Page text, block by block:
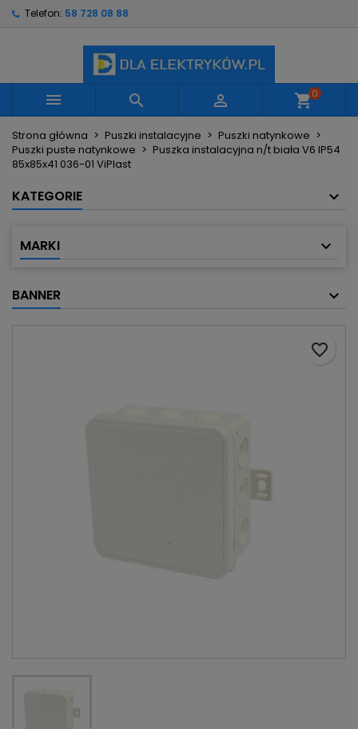
Telefon: 58 728 08 88
   shopping_cart0
Strona główna Puszki instalacyjne
Puszki natynkowe
Puszki puste natynkowe
Puszka instalacyjna n/t biała V6 IP54
85x85x41 036-01 ViPlast
KATEGORIE
MARKI
BANNER
favorite_border
Utwórz nową listę
Nazwa listy życzeń
Anuluj Utwórz listę życzeń
Musisz być zalogowany by zapisać produkty na
swojej liście życzeń.
Anuluj Zaloguj się